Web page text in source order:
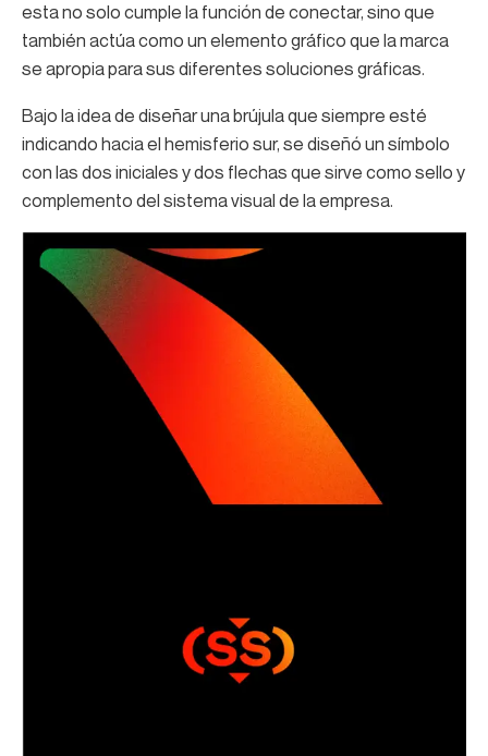
esta no solo cumple la función de conectar, sino que
también actúa como un elemento gráfico que la marca
se apropia para sus diferentes soluciones gráficas.
Bajo la idea de diseñar una brújula que siempre esté
indicando hacia el hemisferio sur, se diseñó un símbolo
con las dos iniciales y dos flechas que sirve como sello y
complemento del sistema visual de la empresa.